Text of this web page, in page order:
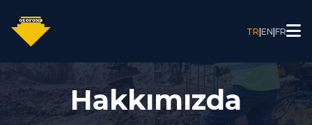
TR|EN|FR
Hakkımızda